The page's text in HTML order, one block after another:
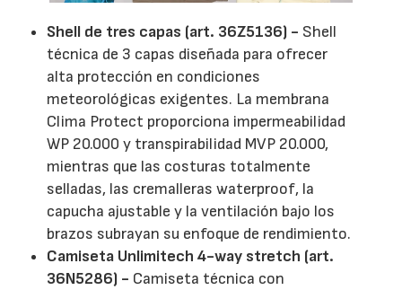
Shell de tres capas (art. 36Z5136) - Shell
técnica de 3 capas diseñada para ofrecer
alta protección en condiciones
meteorológicas exigentes. La membrana
Clima Protect proporciona impermeabilidad
WP 20.000 y transpirabilidad MVP 20.000,
mientras que las costuras totalmente
selladas, las cremalleras waterproof, la
capucha ajustable y la ventilación bajo los
brazos subrayan su enfoque de rendimiento.
Camiseta Unlimitech 4-way stretch (art.
36N5286) - Camiseta técnica con